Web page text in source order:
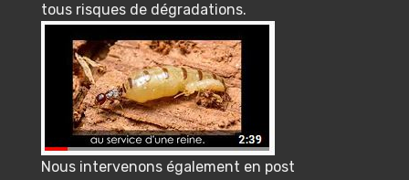
tous risques de dégradations.
Nous intervenons également en post